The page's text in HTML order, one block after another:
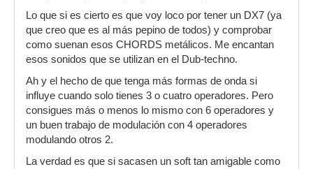
Lo que si es cierto es que voy loco por tener un DX7 (ya
que creo que es al más pepino de todos) y comprobar
como suenan esos CHORDS metálicos. Me encantan
esos sonidos que se utilizan en el Dub-techno.
Ah y el hecho de que tenga más formas de onda si
influye cuando solo tienes 3 o cuatro operadores. Pero
consigues más o menos lo mismo con 6 operadores y
un buen trabajo de modulación con 4 operadores
modulando otros 2.
La verdad es que si sacasen un soft tan amigable como